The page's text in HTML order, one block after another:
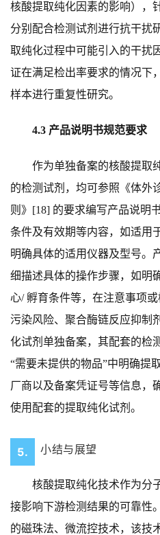
核酸提取纯化因素的影响），
分别配合检测试剂进行抗干扰
取纯化过程中可能引入的干扰
证在满足检出率要求的情况下
样本进行重复性研究。
4.3 产品说明书规范要求
作为单独备案的核酸提取
的检测试剂，均可参照《体外
则》[18] 的要求编写产品说明
条件及有效期等内容，如适用
明确具体的适用仪器及型号。
细描述具体的操作步骤，如明
心/ 孵育条件等，在注意事项
污染风险、聚合酶链反应抑制
化试剂单独备案，其配套的检
“需要未提供的物品”中明确提
厂商以及备案凭证号等信息，
使用配套的提取纯化试剂。
5. 小结与展望
核酸提取纯化技术作为分子
接影响下游检测结果的可靠性
的磁珠法、微流控技术，该技